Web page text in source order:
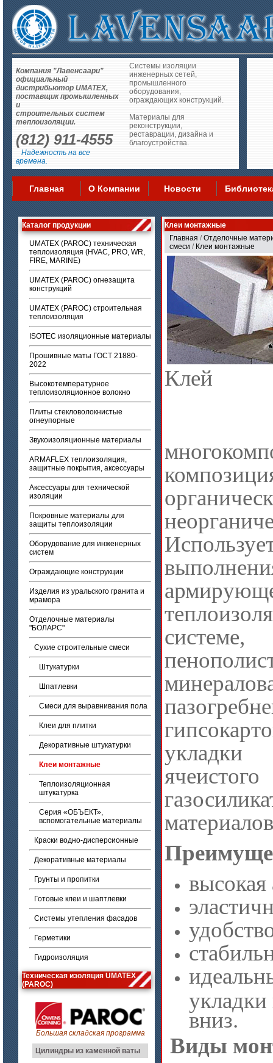
Компания "Лавенсаари"
официальный
дистрибьютор UMATEX,
поставщик промышленных
и
строительных систем
теплоизоляции.
(812) 911-4555
Надежность на все
времена.
Системы изоляции
инженерных сетей,
промышленного
оборудования,
ограждающих конструкций.
Материалы для
реконструкции,
реставрации, дизайна и
благоустройства.
Главная О Компании Новости
Каталог продукции
UMATEX (PAROC) техническая
теплоизоляция (HVAC, PRO, WR,
FIRE, MARINE)
UMATEX (PAROC) огнезащита
конструкций
UMATEX (PAROC) строительная
теплоизоляция
ISOTEC изоляционные материалы
Прошивные маты ГОСТ 21880-
2022
Высокотемпературное
теплоизоляционное волокно
Плиты стекловолокнистые
огнеупорные
Звукоизоляционные материалы
ARMAFLEX теплоизоляция,
защитные покрытия, аксессуары
Аксессуары для технической
изоляции
Покровные материалы для
защиты теплоизоляции
Оборудование для инженерных
систем
Ограждающие конструкции
Изделия из уральского гранита и
мрамора
Отделочные материалы
"БОЛАРС"
Сухие строительные смеси
Штукатурки
Шпатлевки
Смеси для выравнивания пола
Клеи для плитки
Декоративные штукатурки
Клеи монтажные
Теплоизоляционная
штукатурка
Серия «ОБЪЕКТ»,
вспомогательные материалы
Краски водно-дисперсионные
Декоративные материалы
Грунты и пропитки
Готовые клеи и шаптлевки
Системы утепления фасадов
Герметики
Гидроизоляция
Техническая изоляция UMATEX
(PAROC)
Большая складская программа
Цилиндры из каменной ваты
Клеи монтажные
Главная /Отделочные
смеси / Клеи монтажные
высокая
укладки
вниз.
Виды